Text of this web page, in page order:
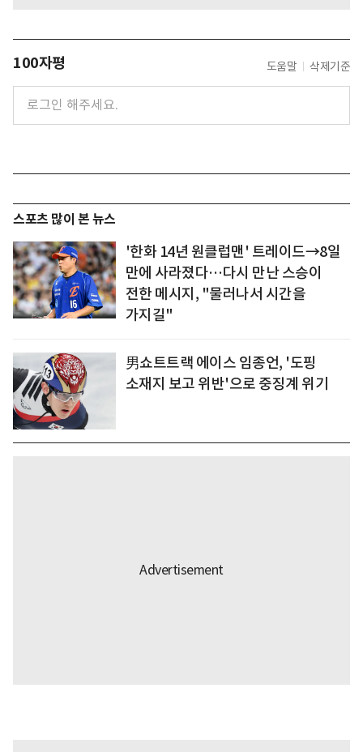
100자평 도움말 삭제기준
스포츠 많이 본 뉴스
'한화 14년 원클럽맨' 트레이드→8일
만에 사라졌다…다시 만난 스승이
전한 메시지, "물러나서 시간을
가지길"
男쇼트트랙 에이스 임종언, '도핑
소재지 보고 위반'으로 중징계 위기